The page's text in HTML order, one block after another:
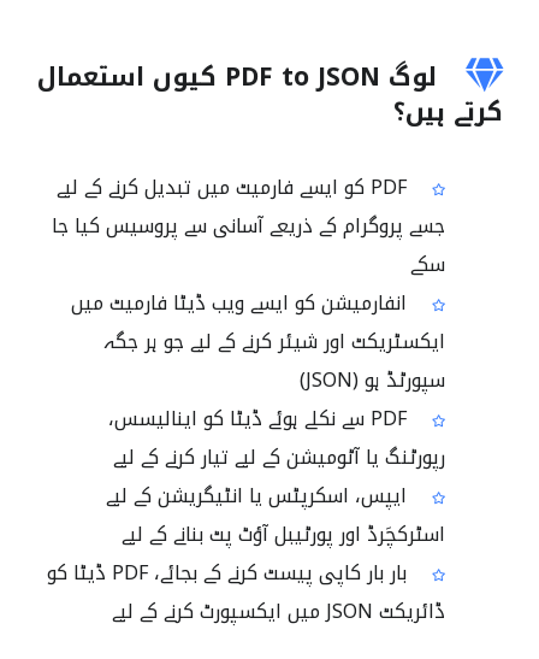
لوگ PDF to JSON کیوں استعمال
کرتے ہیں؟
PDF کو ایسے فارمیٹ میں تبدیل کرنے کے لیے
جسے پروگرام کے ذریعے آسانی سے پروسیس کیا جا
سکے
انفارمیشن کو ایسے ویب ڈیٹا فارمیٹ میں
ایکسٹریکٹ اور شیئر کرنے کے لیے جو ہر جگہ
سپورٹڈ ہو (JSON)
PDF سے نکلے ہوئے ڈیٹا کو اینالیسس،
رپورٹنگ یا آٹومیشن کے لیے تیار کرنے کے لیے
ایپس، اسکرپٹس یا انٹیگریشن کے لیے
اسٹرکچَرڈ اور پورٹیبل آؤٹ پٹ بنانے کے لیے
بار بار کاپی پیسٹ کرنے کے بجائے، PDF ڈیٹا کو
ڈائریکٹ JSON میں ایکسپورٹ کرنے کے لیے